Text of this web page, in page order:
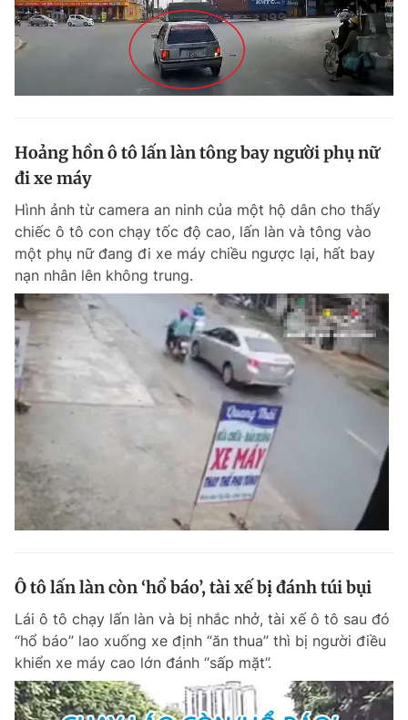
Hoảng hồn ô tô lấn làn tông bay người phụ nữ
đi xe máy
Hình ảnh từ camera an ninh của một hộ dân cho thấy
chiếc ô tô con chạy tốc độ cao, lấn làn và tông vào
một phụ nữ đang đi xe máy chiều ngược lại, hất bay
nạn nhân lên không trung.
Ô tô lấn làn còn ‘hổ báo’, tài xế bị đánh túi bụi
Lái ô tô chạy lấn làn và bị nhắc nhở, tài xế ô tô sau đó
“hổ báo” lao xuống xe định “ăn thua” thì bị người điều
khiển xe máy cao lớn đánh “sấp mặt”.